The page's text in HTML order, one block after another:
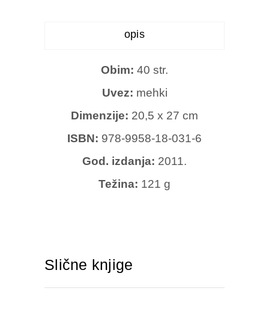
opis
Obim: 40 str.
Uvez: mehki
Dimenzije: 20,5 x 27 cm
ISBN: 978-9958-18-031-6
God. izdanja: 2011.
Težina: 121 g
Slične knjige